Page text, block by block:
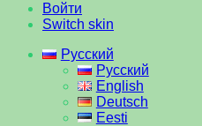
Войти
Switch skin
Русский
Русский
English
Deutsch
Eesti